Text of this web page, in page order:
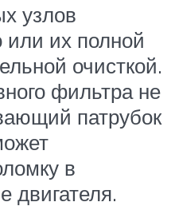
узлов
или их полной
очисткой.
фильтра не
патрубок
в
двигателя.